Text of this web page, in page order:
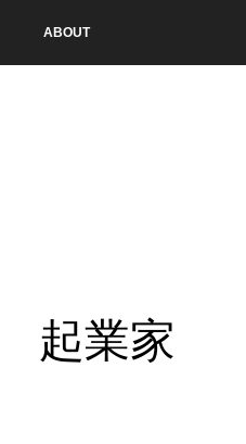
ABOUT
起業家